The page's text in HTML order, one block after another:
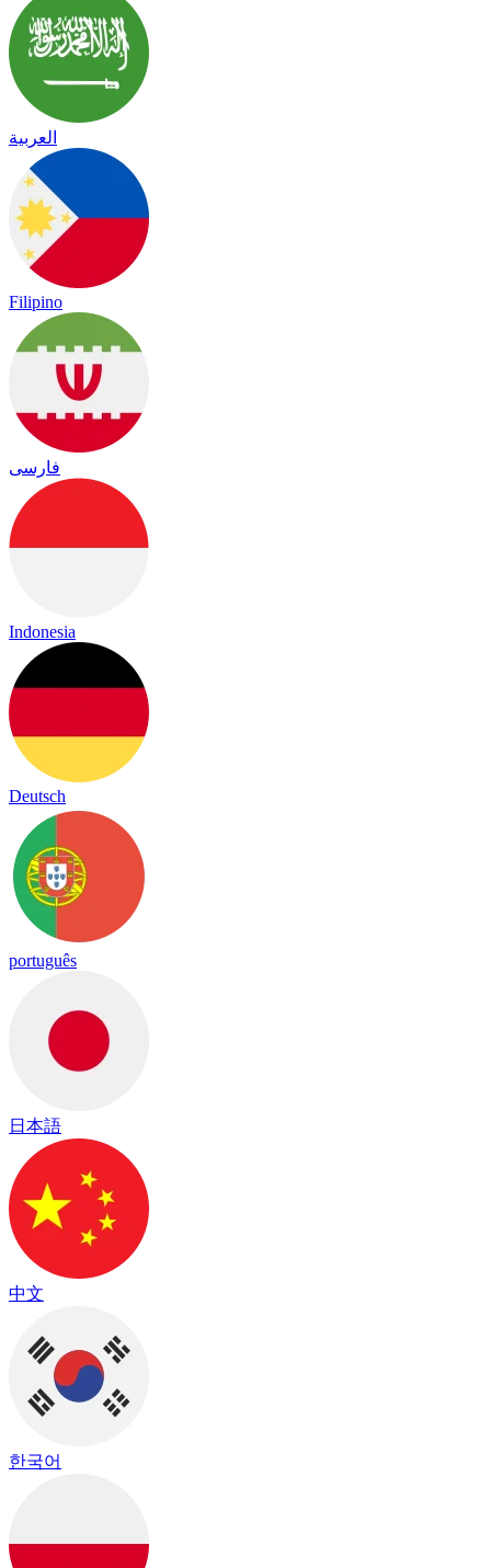
العربية
Filipino
فارسی
Indonesia
Deutsch
português
日本語
中文
한국어